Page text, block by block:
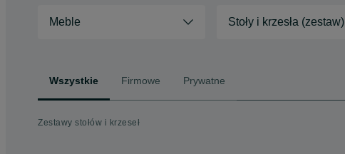
Meble Stoły i krzesła (zestaw)
Wszystkie Firmowe Prywatne
Zestawy stołów i krzeseł